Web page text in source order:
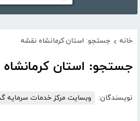
خانه › جستجو: استان کرمانشاه نقشه
جستجو: استان
نویسندگان: وبسایت مرکز خدمات سرمایه